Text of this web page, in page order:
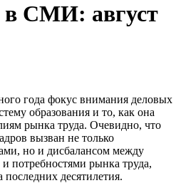
в СМИ: август
года фокус внимания деловых
образования и то, как она
рынка труда. Очевидно, что
вызван не только
но и дисбалансом между
потребностями рынка труда,
десятилетия.